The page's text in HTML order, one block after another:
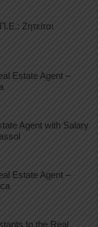
Ζητείται
Estate Agent –
Agent with Salary
Estate Agent –
to the Real